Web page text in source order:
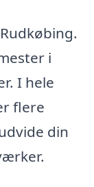
i
I hele
flere
din